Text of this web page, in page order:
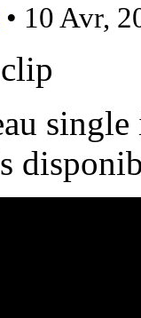
• 10 Avr,
single